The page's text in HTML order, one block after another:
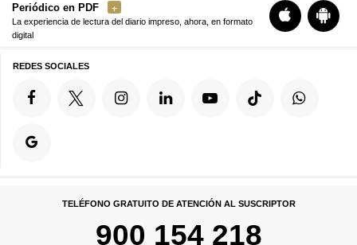
Periódico en PDF
La experiencia de lectura del diario impreso, ahora, en formato
digital
REDES SOCIALES
TELÉFONO GRATUITO DE ATENCIÓN AL SUSCRIPTOR
900 154 218